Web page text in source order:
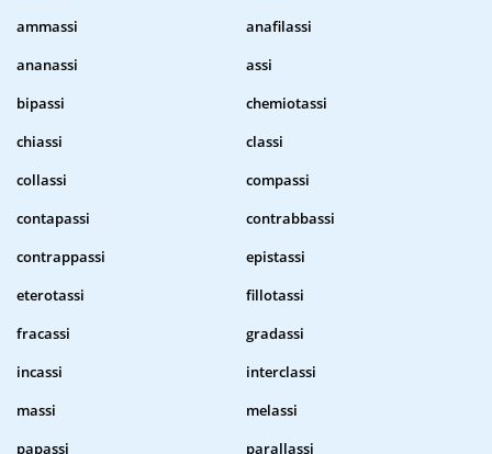
ammassi
anafilassi
ananassi
assi
bipassi
chemiotassi
chiassi
classi
collassi
compassi
contapassi
contrabbassi
contrappassi
epistassi
eterotassi
fillotassi
fracassi
gradassi
incassi
interclassi
massi
melassi
papassi
parallassi